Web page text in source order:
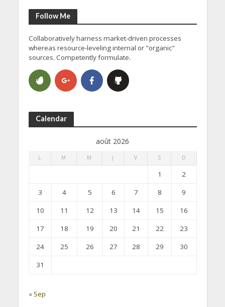
Follow Me
Collaboratively harness market-driven processes
whereas resource-leveling internal or "organic"
sources. Competently formulate.
Calendar
août 2026
L M M J V S D
1
2
3
4 5 6 7 8
9
10
11 12 13 14 15
16
17
18 19 20 21 22
23
24
25 26 27 28 29
30
31
« Sep